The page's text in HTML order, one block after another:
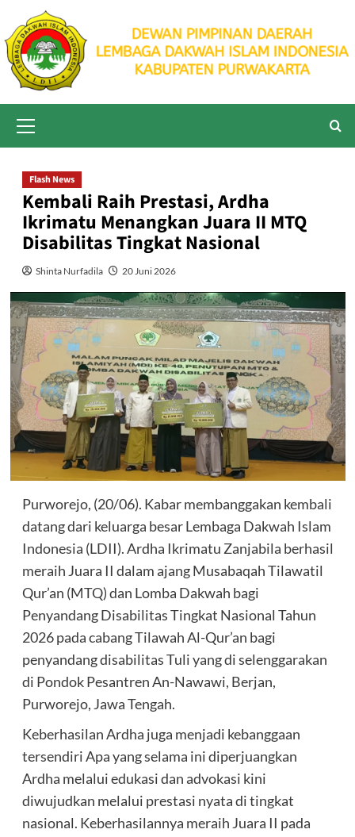
content
Menu
Flash News
Kembali Raih Prestasi, Ardha
Ikrimatu Menangkan Juara II MTQ
Disabilitas Tingkat Nasional
Shinta Nurfadila 20 Juni 2026
Purworejo, (20/06). Kabar membanggakan kembali
datang dari keluarga besar Lembaga Dakwah Islam
Indonesia (LDII). Ardha Ikrimatu Zanjabila berhasil
meraih Juara II dalam ajang Musabaqah Tilawatil
Qur’an (MTQ) dan Lomba Dakwah bagi
Penyandang Disabilitas Tingkat Nasional Tahun
2026 pada cabang Tilawah Al-Qur’an bagi
penyandang disabilitas Tuli yang di selenggarakan
di Pondok Pesantren An-Nawawi, Berjan,
Purworejo, Jawa Tengah.
Keberhasilan Ardha juga menjadi kebanggaan
tersendiri Apa yang selama ini diperjuangkan
Ardha melalui edukasi dan advokasi kini
diwujudkan melalui prestasi nyata di tingkat
nasional. Keberhasilannya meraih Juara II pada